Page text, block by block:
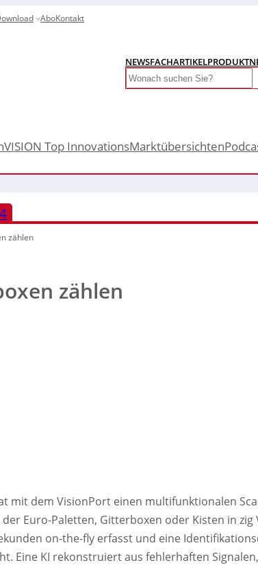
AboKontakt
NEWSFACHARTIKEL
Search
Top InnovationsMarktübersichten
zählen
zählen
mit dem VisionPort einen multifunktionalen
Euro-Paletten, Gitterboxen oder Kisten in zig
on-the-fly erfasst und eine
Eine KI rekonstruiert aus fehlerhaften